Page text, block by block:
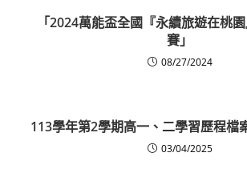
「2024萬能盃全國『永續旅遊在桃
賽」
08/27/2024
113學年第2學期高一、二學習歷程檔
03/04/2025